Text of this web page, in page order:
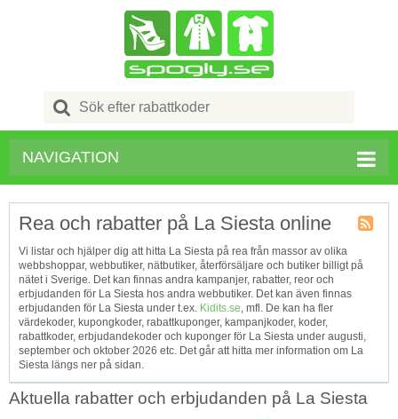
Search
for:
NAVIGATION
Tagg
Rea och rabatter på La Siesta online
Vi listar och hjälper dig att hitta La Siesta på rea från massor av olika
webbshoppar, webbutiker, nätbutiker, återförsäljare och butiker billigt på
nätet i Sverige. Det kan finnas andra kampanjer, rabatter, reor och
erbjudanden för La Siesta hos andra webbutiker. Det kan även finnas
erbjudanden för La Siesta under t.ex. Kidits.se, mfl. De kan ha fler
värdekoder, kupongkoder, rabattkuponger, kampanjkoder, koder,
rabattkoder, erbjudandekoder och kuponger för La Siesta under augusti,
september och oktober 2026 etc. Det går att hitta mer information om La
Siesta längs ner på sidan.
Aktuella rabatter och erbjudanden på La Siesta